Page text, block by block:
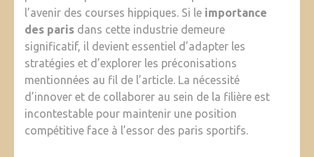
l’avenir des courses hippiques. Si le importance
des paris dans cette industrie demeure
significatif, il devient essentiel d’adapter les
stratégies et d’explorer les préconisations
mentionnées au fil de l’article. La nécessité
d’innover et de collaborer au sein de la filière est
incontestable pour maintenir une position
compétitive face à l’essor des paris sportifs.